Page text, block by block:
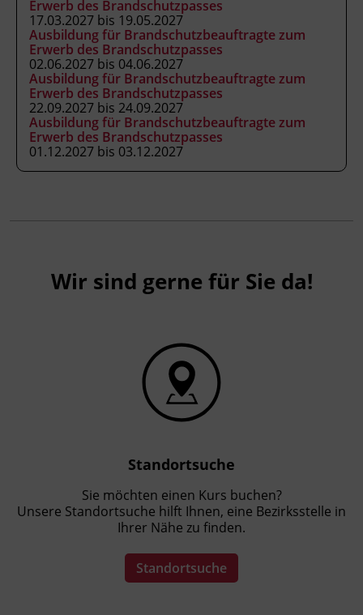
Internetzugang.
Erwerb des Brandschutzpasses
17.03.2027 bis 19.05.2027
Ausbildung für Brandschutzbeauftragte zum
Erwerb des Brandschutzpasses
02.06.2027 bis 04.06.2027
Ausbildung für Brandschutzbeauftragte zum
Erwerb des Brandschutzpasses
22.09.2027 bis 24.09.2027
Ausbildung für Brandschutzbeauftragte zum
Erwerb des Brandschutzpasses
01.12.2027 bis 03.12.2027
Wir sind gerne für Sie da!
Standortsuche
Sie möchten einen Kurs buchen?
Unsere Standortsuche hilft Ihnen, eine Bezirksstelle in
Ihrer Nähe zu finden.
Standortsuche